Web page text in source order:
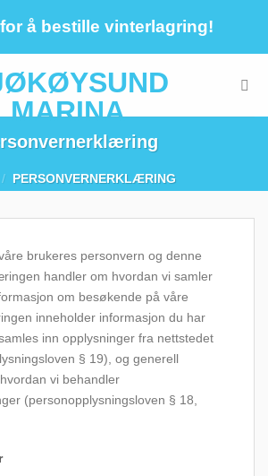
å bestille vinterlagring!
/ PERSONVERNERKLÆRING
brukeres personvern og denne
handler om hvordan vi samler
om besøkende på våre
inneholder informasjon du har
inn opplysninger fra nettstedet
§ 19), og generell
vi behandler
(personopplysningsloven § 18,